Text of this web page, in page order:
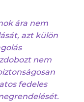
ára nem
azt külön
nem
fedeles